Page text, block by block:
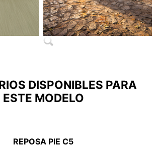
DISPONIBLES PARA
ESTE MODELO
REPOSA PIE C5